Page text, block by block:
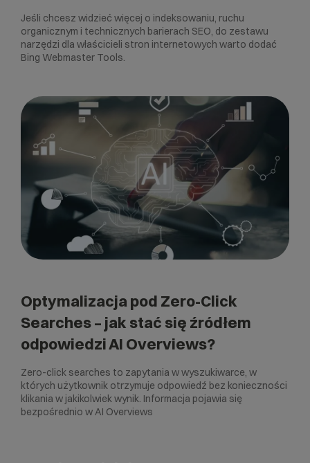
Jeśli chcesz widzieć więcej o indeksowaniu, ruchu
organicznym i technicznych barierach SEO, do zestawu
narzędzi dla właścicieli stron internetowych warto dodać
Bing Webmaster Tools.
Optymalizacja pod Zero-Click
Searches – jak stać się źródłem
odpowiedzi AI Overviews?
Zero-click searches to zapytania w wyszukiwarce, w
których użytkownik otrzymuje odpowiedź bez konieczności
klikania w jakikolwiek wynik. Informacja pojawia się
bezpośrednio w AI Overviews